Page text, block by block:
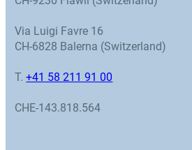
Via Luigi Favre 16
CH-6828 Balerna (Switzerland)
T.+41 58 211 91 00
CHE-143.818.564